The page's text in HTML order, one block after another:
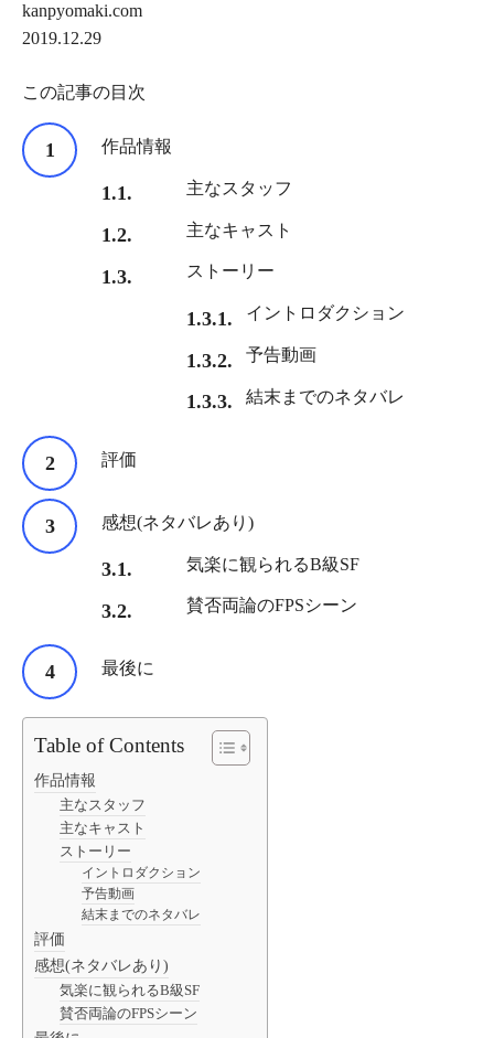
kanpyomaki.com
2019.12.29
この記事の目次
作品情報
主なスタッフ
主なキャスト
ストーリー
イントロダクション
予告動画
結末までのネタバレ
評価
感想(ネタバレあり)
気楽に観られるB級SF
賛否両論のFPSシーン
最後に
Table of Contents
作品情報
主なスタッフ
主なキャスト
ストーリー
イントロダクション
予告動画
結末までのネタバレ
評価
感想(ネタバレあり)
気楽に観られるB級SF
賛否両論のFPSシーン